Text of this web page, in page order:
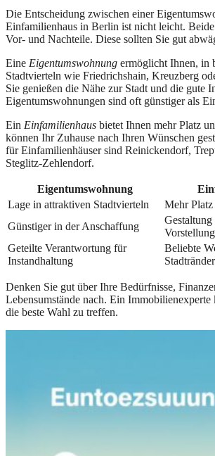
Die Entscheidung zwischen einer
Einfamilienhaus in Berlin ist nicht leicht.
Vor- und Nachteile. Diese sollten Sie gut
Eine Eigentumswohnung ermöglicht Ihnen, in
Stadtvierteln wie Friedrichshain, Kreuzberg
Sie genießen die Nähe zur Stadt und die gute
Eigentumswohnungen sind oft günstiger als
Ein Einfamilienhaus bietet Ihnen mehr Platz
können Ihr Zuhause nach Ihren Wünschen
für Einfamilienhäuser sind Reinickendorf,
Steglitz-Zehlendorf.
Eigentumswohnung
Lage in attraktiven Stadtvierteln
Mehr Platz
Günstiger in der Anschaffung
Gestaltung
Geteilte Verantwortung für
Instandhaltung
Beliebte
Denken Sie gut über Ihre Bedürfnisse,
Lebensumstände nach. Ein Immobilienexperte
die beste Wahl zu treffen.